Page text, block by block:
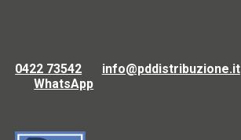
0422 73542
info@pddistribuzione.it
WhatsApp